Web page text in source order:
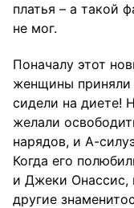
платья – а такой
не мог.
Поначалу этот
женщины
сидели на диете!
желали
нарядов, и А-
Когда его
и Джеки Онассис,
другие